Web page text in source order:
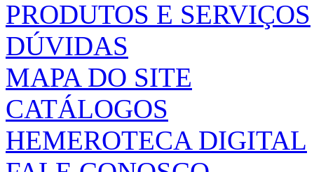
PRODUTOS E SERVIÇOS
DÚVIDAS
MAPA DO SITE
CATÁLOGOS
HEMEROTECA DIGITAL